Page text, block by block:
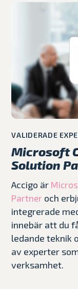
effektiva
till linjen, trygg
maximal
det fulla
VALIDERADE
Microsoft
Solution
Accigo är
Partner och
integrerade
innebär att du
ledande teknik
av experter
verksamhet.